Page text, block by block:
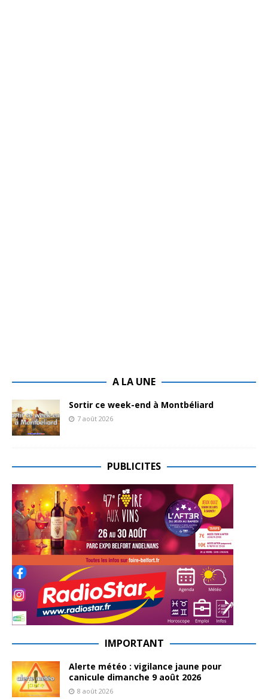
A LA UNE
Sortir ce week-end à Montbéliard
7 août 2026
PUBLICITES
IMPORTANT
Alerte météo : vigilance jaune pour
canicule dimanche 9 août 2026
8 août 2026